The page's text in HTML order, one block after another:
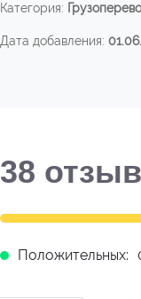
Категория:
Дата добавления:
38
Положительных: